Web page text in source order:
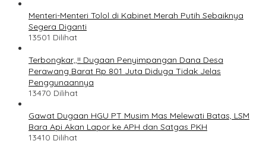
Menteri-Menteri Tolol di Kabinet Merah Putih Sebaiknya
Segera Diganti
13501 Dilihat
Terbongkar,,!! Dugaan Penyimpangan Dana Desa
Perawang Barat Rp 801 Juta Diduga Tidak Jelas
Penggunaannya
13470 Dilihat
Gawat Dugaan HGU PT Musim Mas Melewati Batas, LSM
Bara Api Akan Lapor ke APH dan Satgas PKH
13410 Dilihat